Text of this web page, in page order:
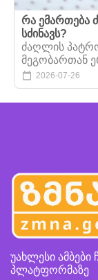
რა ემართება
სძინავს?
ძაღლის
მეგობართან
2026-07-26
უახლესი ამბები
პლატფორმაზე